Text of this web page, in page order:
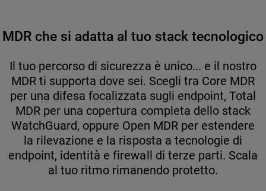
MDR che si adatta al tuo stack tecnologico
Il tuo percorso di sicurezza è unico... e il nostro
MDR ti supporta dove sei. Scegli tra Core MDR
per una difesa focalizzata sugli endpoint, Total
MDR per una copertura completa dello stack
WatchGuard, oppure Open MDR per estendere
la rilevazione e la risposta a tecnologie di
endpoint, identità e firewall di terze parti. Scala
al tuo ritmo rimanendo protetto.